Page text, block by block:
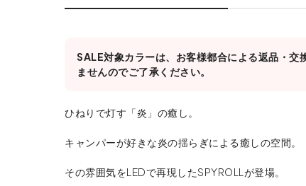
SALE対象カラーは、お客様都合による返品・交
ませんのでご了承ください。
ひねりで灯す「炎」の癒し。
キャンパーが好きな炎の揺らぎによる癒しの空間。
その雰囲気をLEDで再現したSPYROLLが登場。